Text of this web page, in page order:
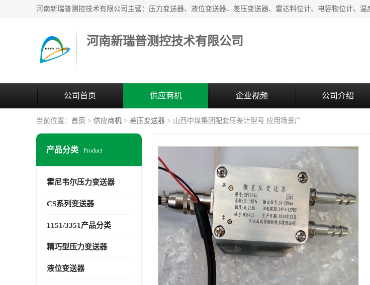
河南新瑞普测控技术有限公司
公司首页 供应商机 企业视频 公司介绍
当前位置： 首页 > 供应商机 > 差压变送器 > 山西中煤集团配套压差计型号 应用场景广
产品分类 Product
霍尼韦尔压力变送器
CS系列变送器
1151/3351产品分类
精巧型压力变送器
液位变送器